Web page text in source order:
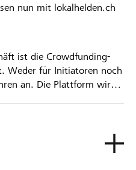
nun mit lokalhelden.ch
ist die Crowdfunding-
Weder für Initiatoren noch
an. Die Plattform wird